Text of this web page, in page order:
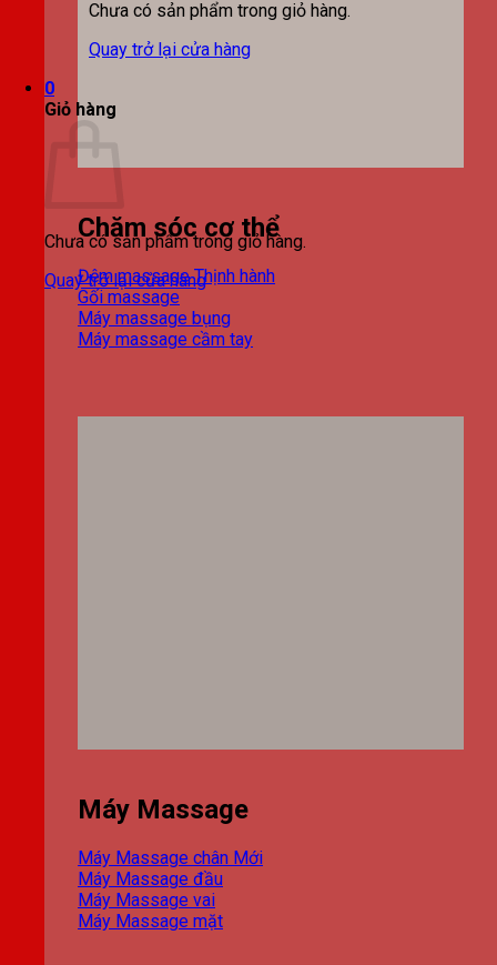
Chưa có sản phẩm trong giỏ hàng.
Quay trở lại cửa hàng
0
Giỏ hàng
Chưa có sản phẩm trong giỏ hàng.
Quay trở lại cửa hàng
Chăm sóc cơ thể
Đệm massage
Gối massage
Máy massage bụng
Máy massage cầm tay
Máy Massage
Máy Massage chân
Máy Massage đầu
Máy Massage vai
Máy Massage mặt